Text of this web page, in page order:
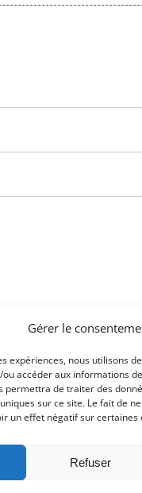
Gérer le
expériences, nous utilisons
accéder aux informations
permettra de traiter des
sur ce site. Le fait de
un effet négatif sur
Refuser